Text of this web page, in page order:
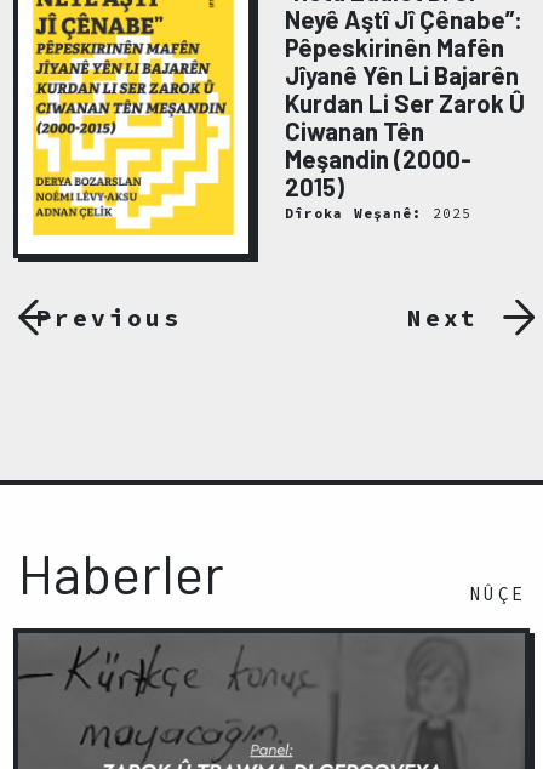
Previous
Neyê Aştî Jî Çênabe”:
Pêpeskirinên Mafên
Jîyanê Yên Li Bajarên
Kurdan Li Ser Zarok Û
Ciwanan Tên
Meşandin (2000-
2015)
Dîroka Weşanê: 2025
Next
Haberler NÛÇE